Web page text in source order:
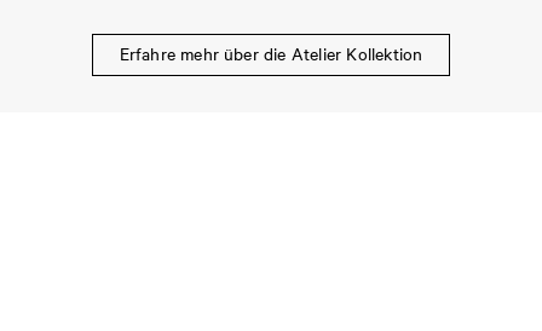
Erfahre mehr über die Atelier Kollektion